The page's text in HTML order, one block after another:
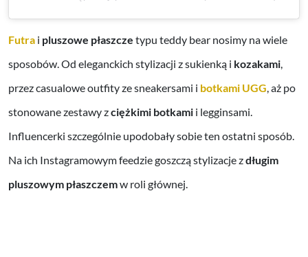
Futra i pluszowe płaszcze typu teddy bear nosimy na wiele
sposobów. Od eleganckich stylizacji z sukienką i kozakami,
przez casualowe outfity ze sneakersami i botkami UGG, aż po
stonowane zestawy zciężkimi botkami i legginsami.
Influencerki szczególnie upodobały sobie ten ostatni sposób.
Na ich Instagramowym feedzie goszczą stylizacje zdługim
pluszowym płaszczemw roli głównej.